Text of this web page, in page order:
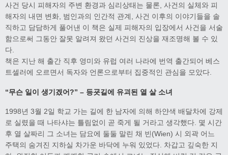
사건 당시 피해자의 주변 환경과 심리상태는 물론, 사건의 실체와 피
해자의 내면 변화, 범인과의 인간적 관계, 사건 이후의 이야기들을 솔
직하고 담담하게 풀어낸 이 책은 실제 피해자의 입장에서 사건을 서술
함으로써 그동안 잘못 알려져 왔던 사건의 진상을 재조명해 볼 수 있
다.
책은 지난 해 출간 직후 영미와 유럽 여러 나라에 번역 출간되어 베스
트셀러에 오르면서 독자와 언론으로부터 집중적인 관심을 모았다.
“무슨 일이 생기겠어?” – 등굣길에 유괴된 열 살 소녀
1998년 3월 2일 학교 가는 길에 한 남자에 의해 하얀색 배달차에 강제
로 실렸을 때 나타샤는 틀림없이 곧 죽게 될 거라고 생각했다. 몇 시간
후 열 살짜리 그 소녀는 담요에 둘둘 말린 채 빈(Wien) 시 외곽 어느
주택의 숨겨진 지하실 차가운 바닥에 누워 있었다. 차갑고 깊숙한 지